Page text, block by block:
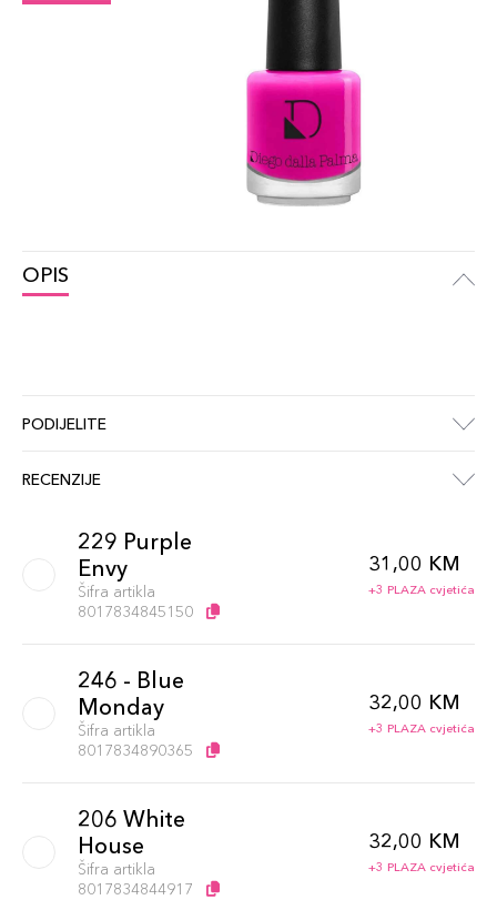
OPIS
PODIJELITE
RECENZIJE
229 Purple
Envy
Šifra artikla
8017834845150
31,00 KM
+3 PLAZA cvjetića
246 - Blue
Monday
Šifra artikla
8017834890365
32,00 KM
+3 PLAZA cvjetića
206 White
House
Šifra artikla
8017834844917
32,00 KM
+3 PLAZA cvjetića